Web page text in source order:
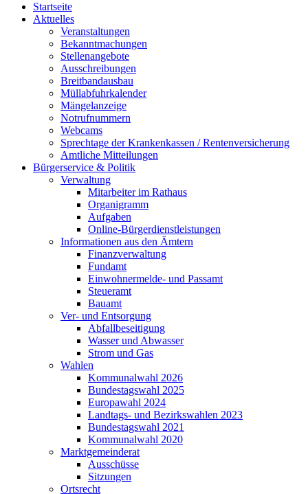
Startseite
Aktuelles
Veranstaltungen
Bekanntmachungen
Stellenangebote
Ausschreibungen
Breitbandausbau
Müllabfuhrkalender
Mängelanzeige
Notrufnummern
Webcams
Sprechtage der Krankenkassen / Rentenversicherung
Amtliche Mitteilungen
Bürgerservice & Politik
Verwaltung
Mitarbeiter im Rathaus
Organigramm
Aufgaben
Online-Bürgerdienstleistungen
Informationen aus den Ämtern
Finanzverwaltung
Fundamt
Einwohnermelde- und Passamt
Steueramt
Bauamt
Ver- und Entsorgung
Abfallbeseitigung
Wasser und Abwasser
Strom und Gas
Wahlen
Kommunalwahl 2026
Bundestagswahl 2025
Europawahl 2024
Landtags- und Bezirkswahlen 2023
Bundestagswahl 2021
Kommunalwahl 2020
Marktgemeinderat
Ausschüsse
Sitzungen
Ortsrecht